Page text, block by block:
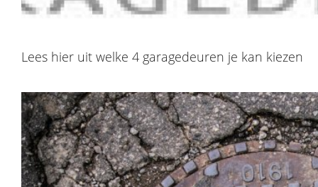
Lees hier uit welke 4 garagedeuren je kan kiezen